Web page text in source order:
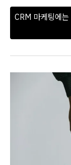
CRM 마케팅에